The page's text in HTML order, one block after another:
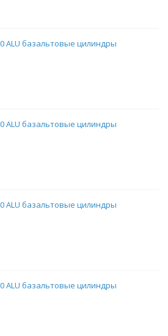
ALU базальтовые цилиндры
ALU базальтовые цилиндры
ALU базальтовые цилиндры
ALU базальтовые цилиндры